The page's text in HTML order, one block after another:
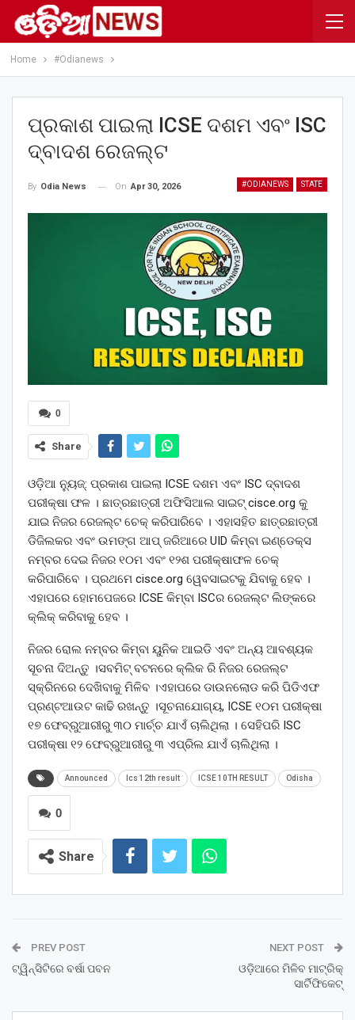
Home #Odianews
ପ୍ରକାଶ ପାଇଲା ICSE ଦଶମ ଏବଂ ISC
ଦ୍ବାଦଶ ରେଜଲ୍ଟ
#ODIANEWS STATE
By Odia News On Apr 30, 2026
0
Share
ଓଡ଼ିଆ ନ୍ୟୁଜ୍: ପ୍ରକାଶ ପାଇଲା ICSE ଦଶମ ଏବଂ ISC ଦ୍ବାଦଶ
ପରୀକ୍ଷା ଫଳ । ଛାତ୍ରଛାତ୍ରୀ ଅଫିସିଆଲ ସାଇଟ୍ cisce.org କୁ
ଯାଇ ନିଜର ରେଜଲ୍ଟ ଚେକ୍ କରିପାରିବେ । ଏହାସହିତ ଛାତ୍ରଛାତ୍ରୀ
ଡିଜିଲକର ଏବଂ ଉମଙ୍ଗ ଆପ୍ ଜରିଆରେ UID କିମ୍ବା ଇଣ୍ଡେକ୍ସ
ନମ୍ବର ଦେଇ ନିଜର ୧୦ମ ଏବଂ ୧୨ଶ ପରୀକ୍ଷାଫଳ ଚେକ୍
କରିପାରିବେ । ପ୍ରଥମେ cisce.org ୱେବସାଇଟକୁ ଯିବାକୁ ହେବ ।
ଏହାପରେ ହୋମପେଜରେ ICSE କିମ୍ବା ISCର ରେଜଲ୍ଟ ଲିଙ୍କରେ
କ୍ଲିକ୍ କରିବାକୁ ହେବ ।
ନିଜର ରୋଲ ନମ୍ବର କିମ୍ବା ୟୁନିକ ଆଇଡି ଏବଂ ଅନ୍ୟ ଆବଶ୍ୟକ
ସୂଚନା ଦିଅନ୍ତୁ ।ସବମିଟ୍ ବଟନରେ କ୍ଲିକ ରି ନିଜର ରେଜଲ୍ଟ
ସ୍କ୍ରିନରେ ଦେଖିବାକୁ ମିଳିବ ।ଏହାପରେ ଡାଉନଲୋଡ କରି ପିଡିଏଫ
ପ୍ରଣ୍ଟଆଉଟ କାଢି ରଖନ୍ତୁ ।ସୂଚନାଯୋଗ୍ୟ, ICSE ୧୦ମ ପରୀକ୍ଷା
୧୭ ଫେବ୍ରୁଆରୀରୁ ୩୦ ମାର୍ଚ୍ଚ ଯାଏଁ ଚାଲିଥିଲା । ସେହିପରି ISC
ପରୀକ୍ଷା ୧୨ ଫେବ୍ରୁଆରୀରୁ ୩ ଏପ୍ରିଲ ଯାଏଁ ଚାଲିଥିଲା ।
Announced Ics 12th result ICSE 10TH RESULT Odisha
0
Share
PREV POST
ଟ୍ୱିନ୍‌ସିଟିରେ ବର୍ଷା ପବନ
NEXT POST
ଓଡ଼ିଆରେ ମିଳିବ ମାଟ୍ରିକ୍‌
ସାର୍ଟିଫିକେଟ୍